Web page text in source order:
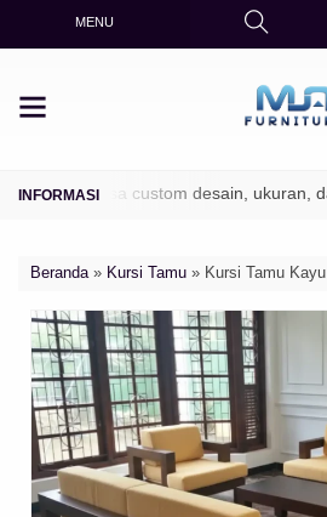
MENU
✔ Bisa custom desain, ukuran, dan
Beranda» Kursi Tamu » Kursi Tamu